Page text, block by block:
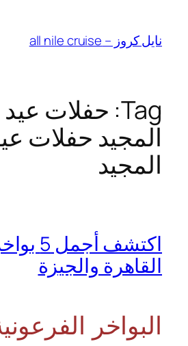
content
نايل كروز – all nile cruise
Tag: حفلات عيد
المجيد حفلات
المجيد
اكتشف
القاهرة والجيزة
البواخر